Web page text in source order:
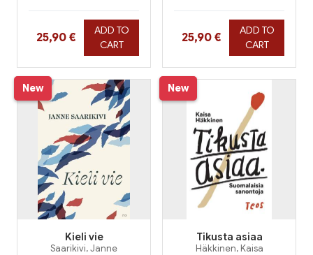
Hinta nyt
25,90 €
ADD TO
CART
Hinta nyt
25,90 €
ADD TO
CART
New
Kieli vie
Saarikivi, Janne
New
Tikusta asiaa
Häkkinen, Kaisa